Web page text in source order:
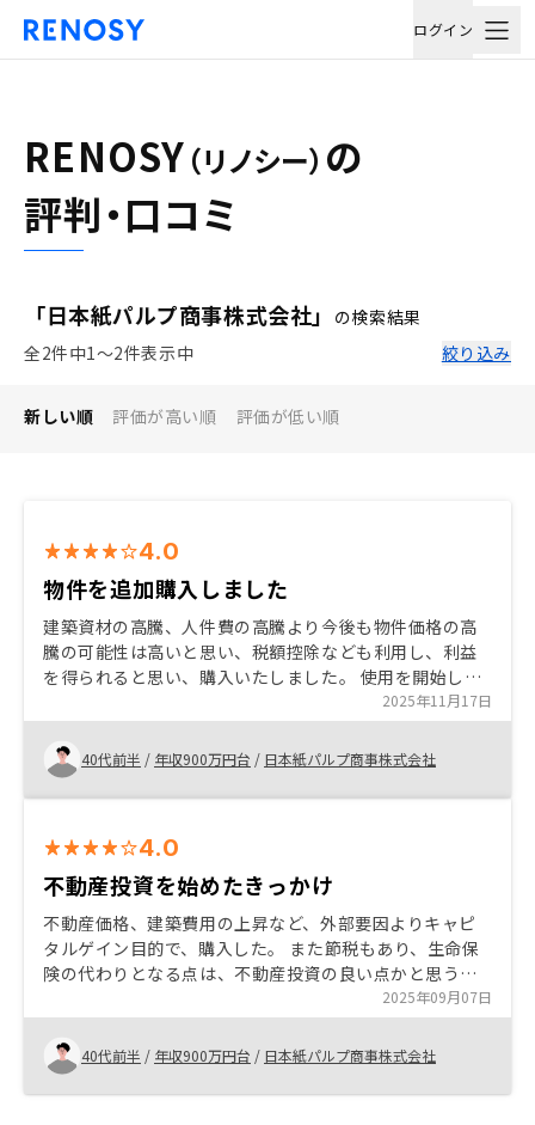
ログイン
RENOSY （リノシー） の
評判・口コミ
「日本紙パルプ商事株式会社」
の検索結果
全2件中1〜2件表示中
絞り込み
新しい順 評価が高い順 評価が低い順
4.0
物件を追加購入しました
建築資材の高騰、人件費の高騰より今後も物件価格の高
騰の可能性は高いと思い、税額控除なども利用し、利益
を得られると思い、購入いたしました。 使用を開始し、
アプリでの収支確認などは非常にわかりやすいです。 ま
だ、追加で物件を購入しましたが、物件もよく、購入ま
でのサポートもしっかりとしておりました。
2025年11月17日
40代前半 / 年収900万円台 / 日本紙パルプ商事株式会社
4.0
不動産投資を始めたきっかけ
不動産価格、建築費用の上昇など、外部要因よりキャピ
タルゲイン目的で、購入した。 また節税もあり、生命保
険の代わりとなる点は、不動産投資の良い点かと思う。
レノシーは業界一位のため、会社の安全性で購入を決め
た
2025年09月07日
40代前半 / 年収900万円台 / 日本紙パルプ商事株式会社